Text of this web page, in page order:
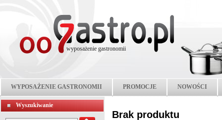
wyposażenie gastronomii
WYPOSAŻENIE GASTRONOMII PROMOCJE NOWOŚCI
Wyszukiwanie
Brak produktu